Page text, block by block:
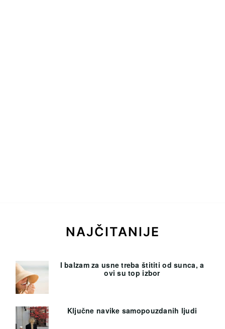
NAJČITANIJE
I balzam za usne treba štititi od sunca, a
ovi su top izbor
Ključne navike samopouzdanih ljudi